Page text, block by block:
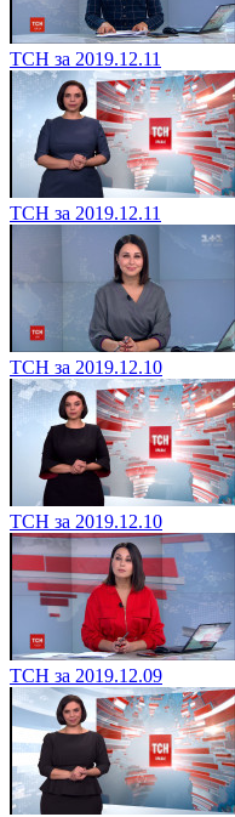
ТСН за 2019.12.11
ТСН за 2019.12.11
ТСН за 2019.12.10
ТСН за 2019.12.10
ТСН за 2019.12.09